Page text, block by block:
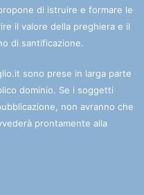
di istruire e formare le
il valore della preghiera e il
di santificazione.
sono prese in larga parte
dominio. Se i soggetti
non avranno che
prontamente alla